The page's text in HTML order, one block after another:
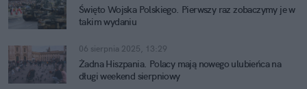
Święto Wojska Polskiego. Pierwszy raz zobaczymy je w
takim wydaniu
06 sierpnia 2025, 13:29
Żadna Hiszpania. Polacy mają nowego ulubieńca na
długi weekend sierpniowy